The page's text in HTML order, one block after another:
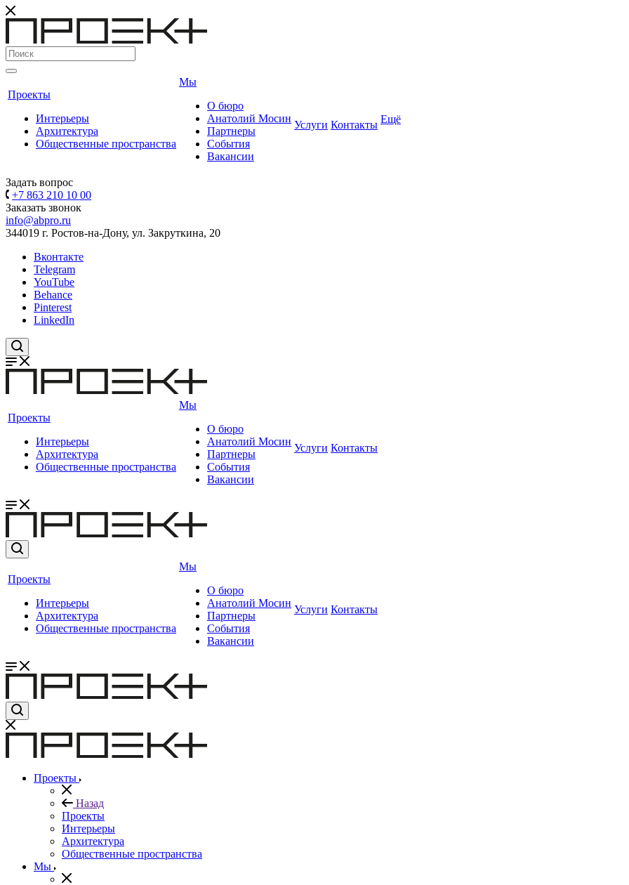
Проекты
Интерьеры
Архитектура
Общественные пространства
Мы
О бюро
Анатолий Мосин
Партнеры
События
Вакансии
Услуги Контакты Ещё
Задать вопрос
+7 863 210 10 00
Заказать звонок
info@abpro.ru
344019 г. Ростов-на-Дону, ул. Закруткина, 20
Вконтакте
Telegram
YouTube
Behance
Pinterest
LinkedIn
Проекты
Интерьеры
Архитектура
Общественные пространства
Мы
О бюро
Анатолий Мосин
Партнеры
События
Вакансии
Услуги Контакты
Проекты
Интерьеры
Архитектура
Общественные пространства
Мы
О бюро
Анатолий Мосин
Партнеры
События
Вакансии
Услуги Контакты
Проекты
Назад
Проекты
Интерьеры
Архитектура
Общественные пространства
Мы